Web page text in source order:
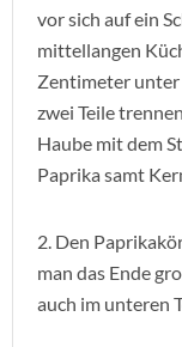
vor sich auf ein
mittellangen
Zentimeter unter
zwei Teile
Haube mit dem
Paprika samt
2. Den
man das Ende
auch im unteren